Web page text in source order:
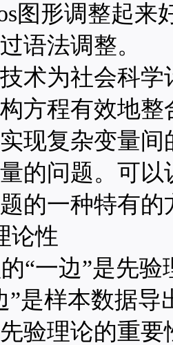
图形调整起来
语法调整。
术为社会科
方程有效地整
现复杂变量
的问题。可
的一种特有的
论性
“一边”是先
”是样本数据
验理论的重